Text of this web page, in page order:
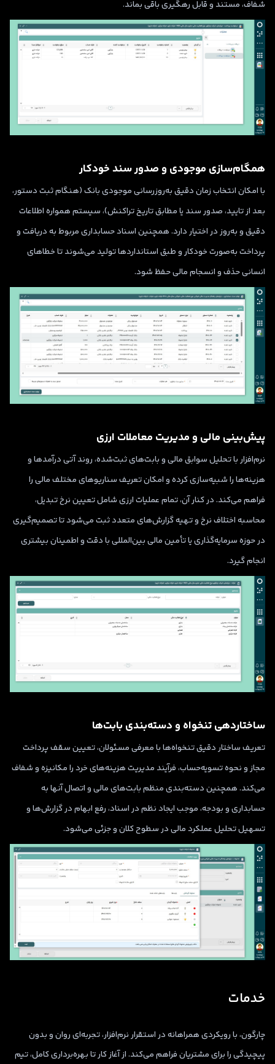
شفاف، مستند و قابل رهگیری باقی بماند.
همگام‌سازی موجودی و صدور سند خودکار
با امکان انتخاب زمان دقیق به‌روزرسانی موجودی بانک (هنگام ثبت دستور،
بعد از تایید، صدور سند یا مطابق تاریخ تراکنش)، سیستم همواره اطلاعات
دقیق و به‌روز در اختیار دارد. همچنین اسناد حسابداری مربوط به دریافت و
پرداخت به‌صورت خودکار و طبق استانداردها تولید می‌شوند تا خطاهای
انسانی حذف و انسجام مالی حفظ شود.
پیش‌بینی مالی و مدیریت معاملات ارزی
نرم‌افزار با تحلیل سوابق مالی و بابت‌های ثبت‌شده، روند آتی درآمدها و
هزینه‌ها را شبیه‌سازی کرده و امکان تعریف سناریوهای مختلف مالی را
فراهم می‌کند. در کنار آن، تمام عملیات ارزی شامل تعیین نرخ تبدیل،
محاسبه اختلاف نرخ و تهیه گزارش‌های متعدد ثبت می‌شود تا تصمیم‌گیری
در حوزه سرمایه‌گذاری یا تأمین مالی بین‌المللی با دقت و اطمینان بیشتری
انجام گیرد.
ساختاردهی تنخواه و دسته‌بندی بابت‌ها
تعریف ساختار دقیق تنخواه‌ها با معرفی مسئولان، تعیین سقف پرداخت
مجاز و نحوه تسویه‌حساب، فرآیند مدیریت هزینه‌های خرد را مکانیزه و شفاف
می‌کند. همچنین دسته‌بندی منظم بابت‌های مالی و اتصال آنها به
حسابداری و بودجه، موجب ایجاد نظم در اسناد، رفع ابهام در گزارش‌ها و
تسهیل تحلیل عملکرد مالی در سطوح کلان و جزئی می‌شود.
خدمات
چارگون، با رویکردی همراهانه در استقرار نرم‌افزار، تجربه‌ای روان و بدون
پیچیدگی را برای مشتریان فراهم می‌کند. از آغاز کار تا بهره‌برداری کامل، تیم